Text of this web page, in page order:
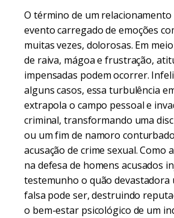
O término de um relacionamento
evento carregado de emoções
muitas vezes, dolorosas. Em
de raiva, mágoa e frustração,
impensadas podem ocorrer.
alguns casos, essa turbulência
extrapola o campo pessoal e
criminal, transformando uma
ou um fim de namoro
acusação de crime sexual. Como
na defesa de homens acusados
testemunho o quão devastadora
falsa pode ser, destruindo
o bem-estar psicológico de um